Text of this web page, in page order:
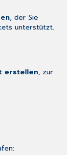
, der Sie
unterstützt.
erstellen, zur